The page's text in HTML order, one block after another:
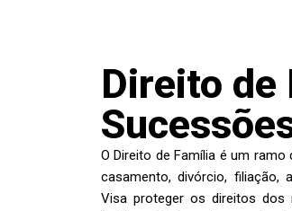
Direito de
O Direito de Família é um
casamento, divórcio, filiação,
Visa proteger os direitos dos